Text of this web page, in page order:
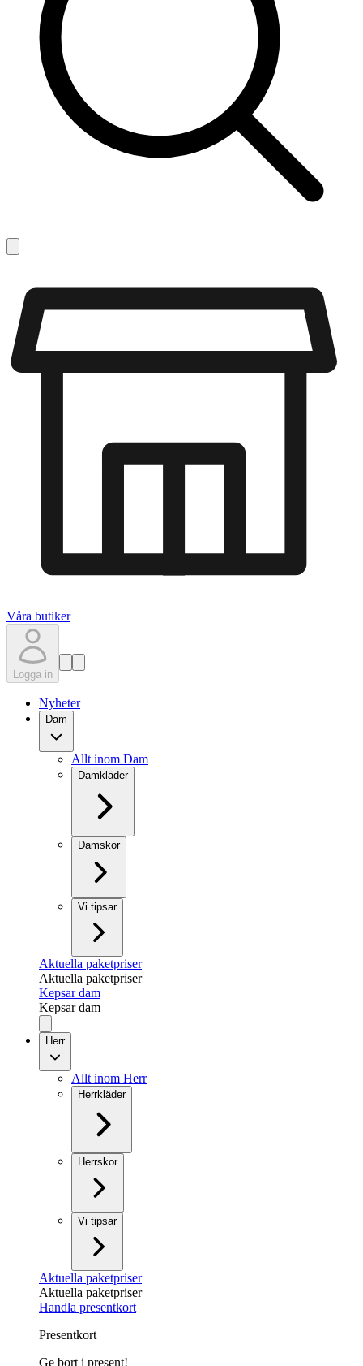
Våra butiker
Logga in
Nyheter
Dam
Allt inom Dam
Damkläder
Damskor
Vi tipsar
Aktuella paketpriser
Aktuella paketpriser
Kepsar dam
Kepsar dam
Herr
Allt inom Herr
Herrkläder
Herrskor
Vi tipsar
Aktuella paketpriser
Aktuella paketpriser
Handla presentkort
Presentkort
Ge bort i present!